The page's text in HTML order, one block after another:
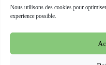
Nous utilisons des cookies pour
experience possible.
Recevoir notre
Copyright © 2026 oriGIn |